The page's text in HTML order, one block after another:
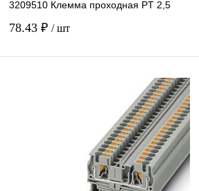
3209510 Клемма проходная PT 2,5
78.43 ₽ / шт
В корзину
Сравнение
наличии